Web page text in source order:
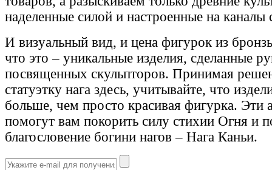
наделенные силой и настроенные на каналы
И визуальный вид, и цена фигурок из
что это – уникальные изделия, сделанные
посвященных скульпторов. Принимая
статуэтку нага здесь, учитывайте, что
больше, чем просто красивая фигурка. Эти
помогут вам покорить силу стихии Огня и
благословение богини нагов – Нага Каньи.